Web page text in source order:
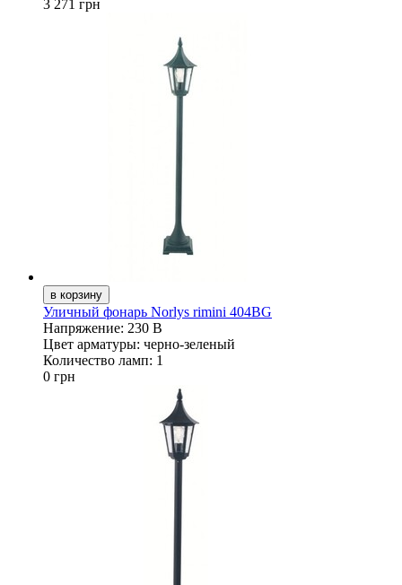
3 271 грн
Уличный фонарь Norlys rimini 404BG
Напряжение: 230 В
Цвет арматуры: черно-зеленый
Количество ламп: 1
0 грн